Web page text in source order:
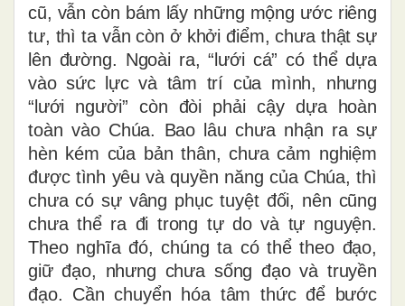
cũ, vẫn còn bám lấy những mộng ước riêng
tư, thì ta vẫn còn ở khởi điểm, chưa thật sự
lên đường. Ngoài ra, “lưới cá” có thể dựa
vào sức lực và tâm trí của mình, nhưng
“lưới người” còn đòi phải cậy dựa hoàn
toàn vào Chúa. Bao lâu chưa nhận ra sự
hèn kém của bản thân, chưa cảm nghiệm
được tình yêu và quyền năng của Chúa, thì
chưa có sự vâng phục tuyệt đối, nên cũng
chưa thể ra đi trong tự do và tự nguyện.
Theo nghĩa đó, chúng ta có thể theo đạo,
giữ đạo, nhưng chưa sống đạo và truyền
đạo. Cần chuyển hóa tâm thức để bước